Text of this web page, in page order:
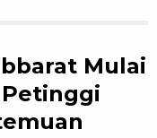
Mulai
Petinggi